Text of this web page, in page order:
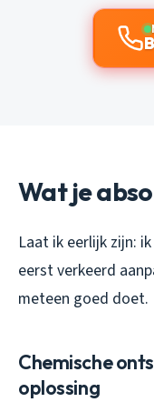
Wat je
Laat ik eerlijk zijn:
eerst verkeerd
meteen goed doet.
Chemische
oplossing